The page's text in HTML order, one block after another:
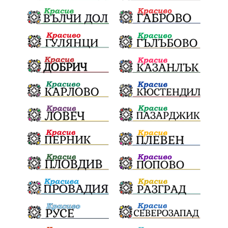
разследване ОДЗемеделие ЕдвинХасан
ШуменскаОбластГЕРБ БезЧадър
ШуменскоПлато Ветропаркове
ОбщинскиСъвет ИранБългария
Индустриализация
БългарскотоМашиностроене ПравилаЗаВсички
ТониСтораро НеправилноПаркиране Булинг
ЯнкаРупкина НародноТворчество